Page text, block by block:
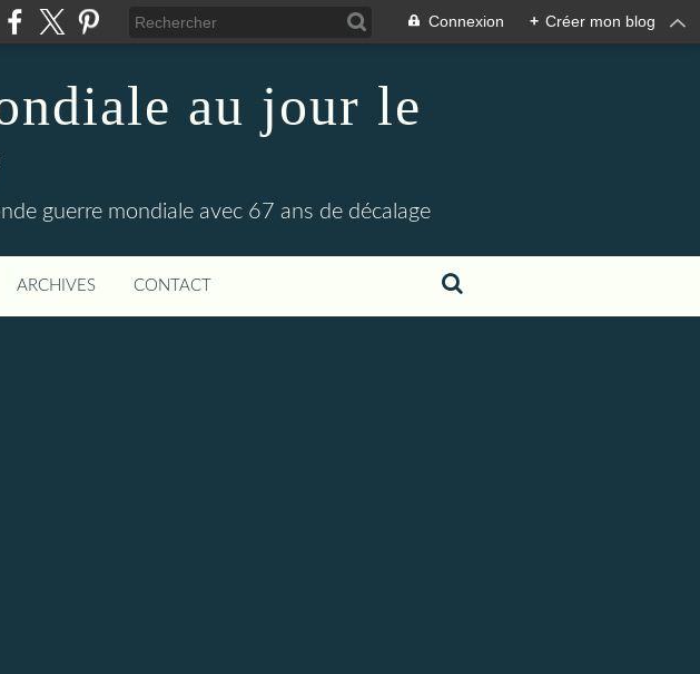
Connexion + Créer mon blog
au jour le
guerre mondiale avec 67 ans de décalage
ARCHIVES CONTACT